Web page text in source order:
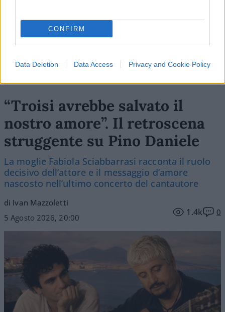
CONFIRM
Data Deletion Data Access Privacy and Cookie Policy
“Troisi avrebbe salvato il
nostro amore”. Il retroscena
struggente su Pino Daniele
La moglie Fabiola Sciabbarrasi racconta il ruolo
decisivo dell’attore e il messaggio d’amore
nascosto nell’ultimo concerto del cantautore
di Ivan Mazzoletti
5 Agosto 2026, 20:00
1.4k 0